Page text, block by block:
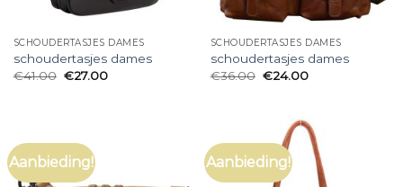
SCHOUDERTASJES DAMES
schoudertasjes dames
€41.00 €27.00
SCHOUDERTASJES DAMES
schoudertasjes dames
€36.00 €24.00
Aanbieding! Aanbieding!